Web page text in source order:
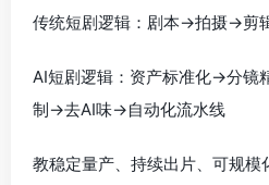
传统短剧逻辑：剧本→拍摄→剪
AI短剧逻辑：资产标准化→分
制→去AI味→自动化流水线
教稳定量产、持续出片、可规模